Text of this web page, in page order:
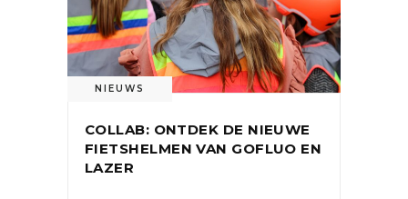
NIEUWS
COLLAB: ONTDEK DE NIEUWE
FIETSHELMEN VAN GOFLUO EN
LAZER